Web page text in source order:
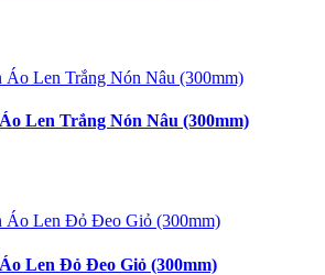
Len Trắng Nón Nâu (300mm)
Len Đỏ Đeo Giỏ (300mm)